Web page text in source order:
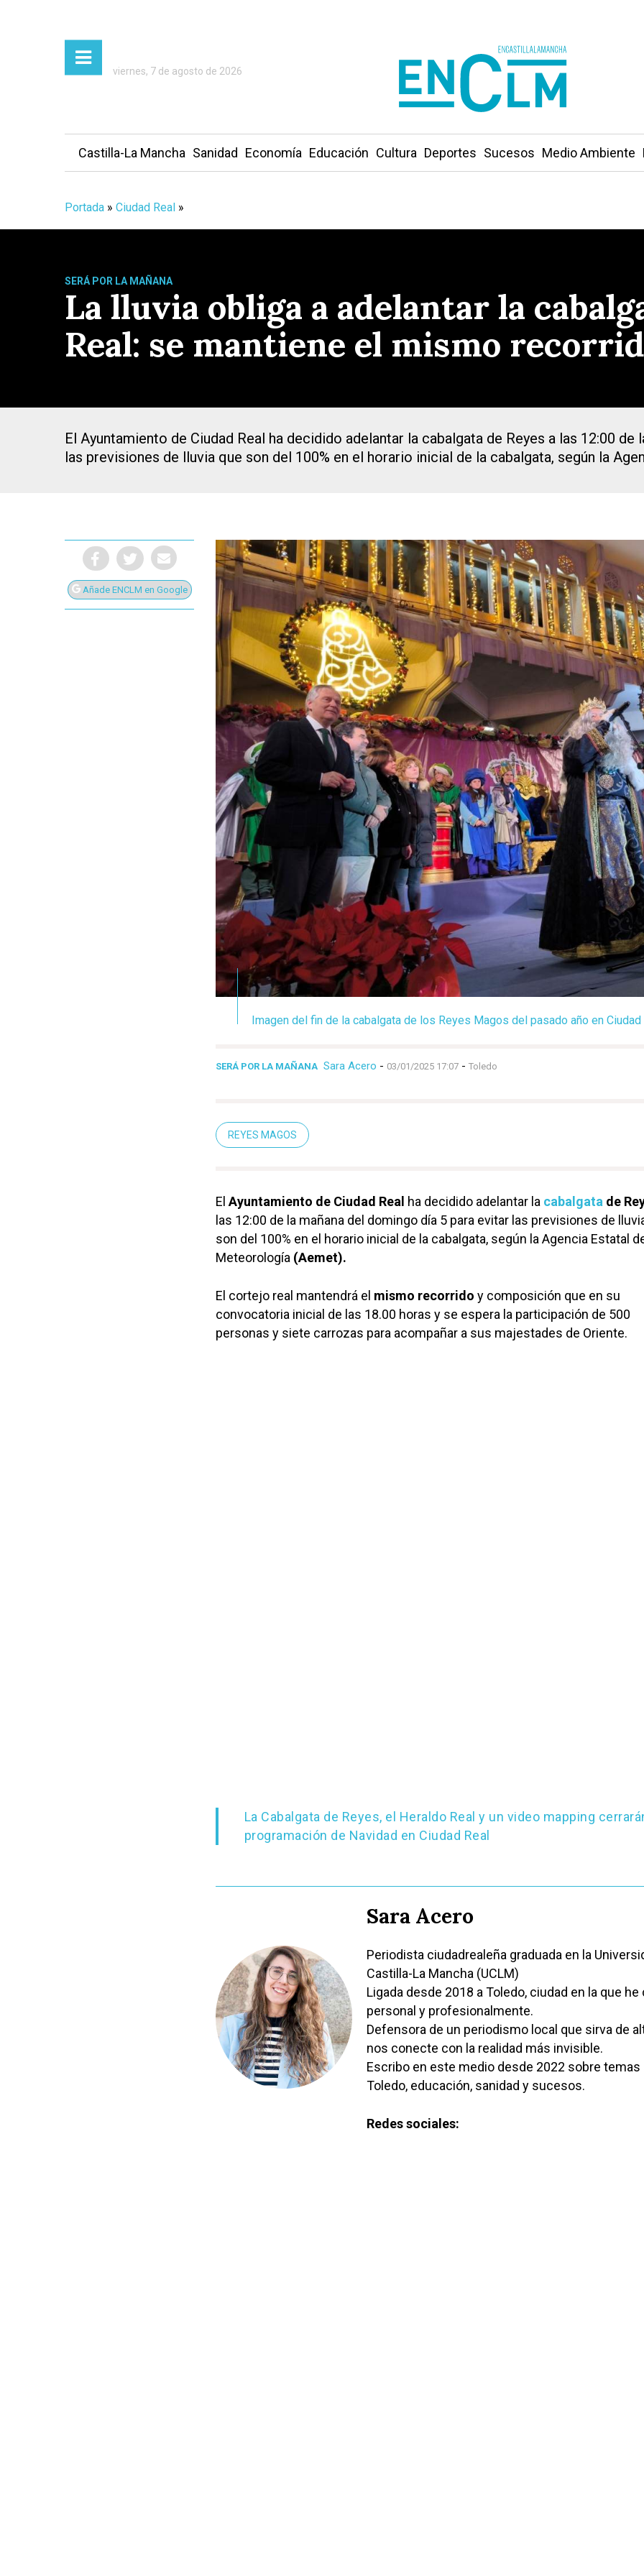
Presiona Intro para buscar o ESC para cerrar
viernes, 7 de agosto de 2026
Castilla-La Mancha Sanidad Economía Educación Cultura Deportes Sucesos Medio Ambiente
Portada » Ciudad Real »
SERÁ POR LA MAÑANA
La lluvia obliga a adelantar la
Real: se mantiene el mismo
El Ayuntamiento de Ciudad Real ha decidido adelantar la cabalgata de Reyes a las 12:00
las previsiones de lluvia que son del 100% en el horario inicial de la cabalgata, según la
Añade ENCLM en Google
Imagen del fin de la cabalgata de los Reyes Magos del pasado año en Ciudad
SERÁ POR LA MAÑANA Sara Acero - 03/01/2025 17:07 - Toledo
REYES MAGOS
El Ayuntamiento de Ciudad Real ha decidido adelantar la cabalgata de
las 12:00 de la mañana del domingo día 5 para evitar las previsiones de
son del 100% en el horario inicial de la cabalgata, según la Agencia Estatal
Meteorología (Aemet).
El cortejo real mantendrá el mismo recorrido y composición que en su
convocatoria inicial de las 18.00 horas y se espera la participación de 500
personas y siete carrozas para acompañar a sus majestades de Oriente.
La Cabalgata de Reyes, el Heraldo Real y un video mapping
programación de Navidad en Ciudad Real
Sara Acero
Periodista ciudadrealeña graduada en la
Castilla-La Mancha (UCLM)
Ligada desde 2018 a Toledo, ciudad en la que
personal y profesionalmente.
Defensora de un periodismo local que sirva de
nos conecte con la realidad más invisible.
Escribo en este medio desde 2022 sobre temas
Toledo, educación, sanidad y sucesos.
Redes sociales: